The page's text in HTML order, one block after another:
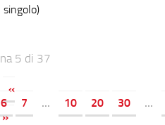
5 di 37
«
6 7 ... 10 20 30
...
»